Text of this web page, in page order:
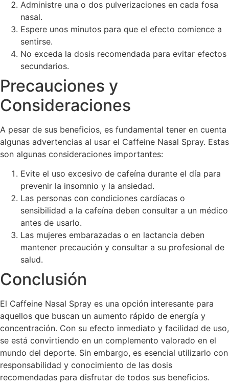
Administre una o dos pulverizaciones en cada fosa
nasal.
Espere unos minutos para que el efecto comience a
sentirse.
No exceda la dosis recomendada para evitar efectos
secundarios.
Precauciones y
Consideraciones
A pesar de sus beneficios, es fundamental tener en cuenta
algunas advertencias al usar el Caffeine Nasal Spray. Estas
son algunas consideraciones importantes:
Evite el uso excesivo de cafeína durante el día para
prevenir la insomnio y la ansiedad.
Las personas con condiciones cardíacas o
sensibilidad a la cafeína deben consultar a un médico
antes de usarlo.
Las mujeres embarazadas o en lactancia deben
mantener precaución y consultar a su profesional de
salud.
Conclusión
El Caffeine Nasal Spray es una opción interesante para
aquellos que buscan un aumento rápido de energía y
concentración. Con su efecto inmediato y facilidad de uso,
se está convirtiendo en un complemento valorado en el
mundo del deporte. Sin embargo, es esencial utilizarlo con
responsabilidad y conocimiento de las dosis
recomendadas para disfrutar de todos sus beneficios.